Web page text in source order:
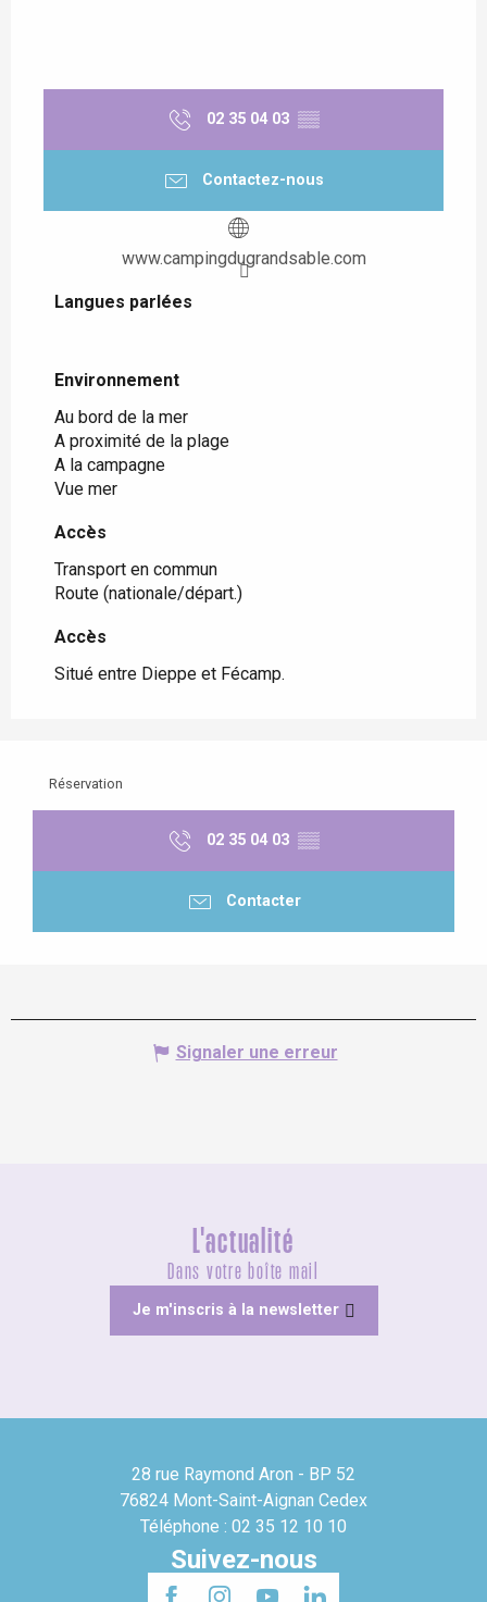
02 35 04 03 ▒▒
Contactez-nous
www.campingdugrandsable.com
Langues parlées
Langues parlées
Environnement
Environnement
Au bord de la mer
A proximité de la plage
A la campagne
Vue mer
Accès
Accès
Transport en commun
Route (nationale/départ.)
Accès
Accès
Situé entre Dieppe et Fécamp.
Réservation
02 35 04 03 ▒▒
Contacter
Signaler une erreur
L'actualité
Dans votre boîte mail
Je m'inscris à la newsletter
28 rue Raymond Aron - BP 52
76824 Mont-Saint-Aignan Cedex
Téléphone : 02 35 12 10 10
Suivez-nous